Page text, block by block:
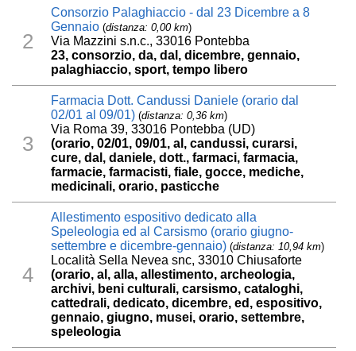
2
Consorzio Palaghiaccio - dal 23 Dicembre a 8
Gennaio (distanza: 0,00 km)
Via Mazzini s.n.c., 33016 Pontebba
23, consorzio, da, dal, dicembre, gennaio,
palaghiaccio, sport, tempo libero
3
Farmacia Dott. Candussi Daniele (orario dal
02/01 al 09/01) (distanza: 0,36 km)
Via Roma 39, 33016 Pontebba (UD)
(orario, 02/01, 09/01, al, candussi, curarsi,
cure, dal, daniele, dott., farmaci, farmacia,
farmacie, farmacisti, fiale, gocce, mediche,
medicinali, orario, pasticche
4
Allestimento espositivo dedicato alla
Speleologia ed al Carsismo (orario giugno-
settembre e dicembre-gennaio) (distanza: 10,94 km)
Località Sella Nevea snc, 33010 Chiusaforte
(orario, al, alla, allestimento, archeologia,
archivi, beni culturali, carsismo, cataloghi,
cattedrali, dedicato, dicembre, ed, espositivo,
gennaio, giugno, musei, orario, settembre,
speleologia